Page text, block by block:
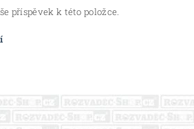
příspěvek k této položce.